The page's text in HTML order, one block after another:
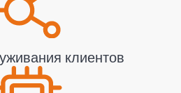
клиентов